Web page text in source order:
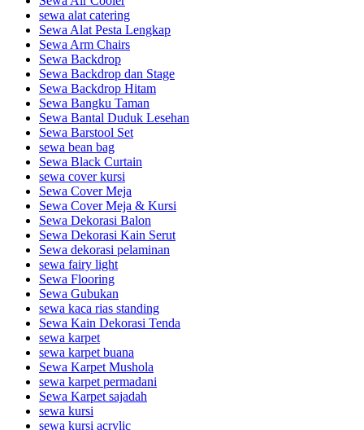
sewa alat catering
Sewa Alat Pesta Lengkap
Sewa Arm Chairs
Sewa Backdrop
Sewa Backdrop dan Stage
Sewa Backdrop Hitam
Sewa Bangku Taman
Sewa Bantal Duduk Lesehan
Sewa Barstool Set
sewa bean bag
Sewa Black Curtain
sewa cover kursi
Sewa Cover Meja
Sewa Cover Meja & Kursi
Sewa Dekorasi Balon
Sewa Dekorasi Kain Serut
Sewa dekorasi pelaminan
sewa fairy light
Sewa Flooring
Sewa Gubukan
sewa kaca rias standing
Sewa Kain Dekorasi Tenda
sewa karpet
sewa karpet buana
Sewa Karpet Mushola
sewa karpet permadani
Sewa Karpet sajadah
sewa kursi
sewa kursi acrylic